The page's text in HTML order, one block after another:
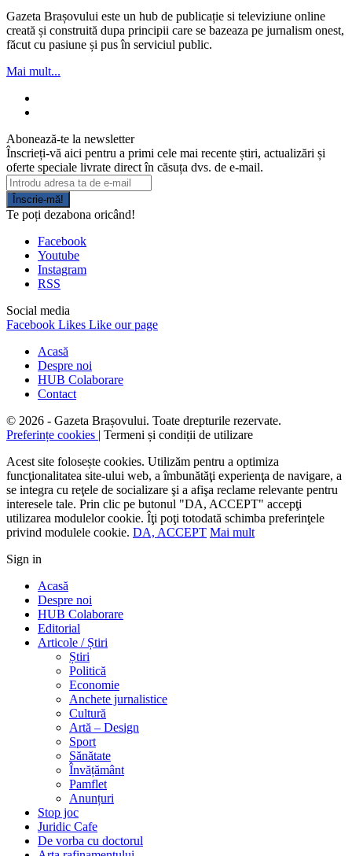
Gazeta Brașovului este un hub de publicație si televiziune online
creată și construită dupa principii care se bazeaza pe jurnalism onest,
făcut cu pasiune și pus în serviciul public.
Mai mult...
Abonează-te la newsletter
Înscrieți-vă aici pentru a primi cele mai recente știri, actualizări și
oferte speciale livrate direct în căsuța dvs. de e-mail.
Înscrie-mă!
Te poți dezabona oricând!
Facebook
Youtube
Instagram
RSS
Social media
Facebook Likes Like our page
Acasă
Despre noi
HUB Colaborare
Contact
© 2026 - Gazeta Brașovului. Toate drepturile rezervate.
Preferințe cookies | Termeni și condiții de utilizare
Acest site folosește cookies. Utilizăm pentru a optimiza
funcţionalitatea site-ului web, a îmbunătăţi experienţa de navigare, a
se integra cu reţele de socializare şi a afişa reclame relevante pentru
interesele tale. Prin clic pe butonul "DA, ACCEPT" accepţi
utilizarea modulelor cookie. Îţi poţi totodată schimba preferinţele
privind modulele cookie. DA, ACCEPT Mai mult
Sign in
Acasă
Despre noi
HUB Colaborare
Editorial
Articole / Știri
Știri
Politică
Economie
Anchete jurnalistice
Cultură
Artă – Design
Sport
Sănătate
Învățământ
Pamflet
Anunțuri
Stop joc
Juridic Cafe
De vorba cu doctorul